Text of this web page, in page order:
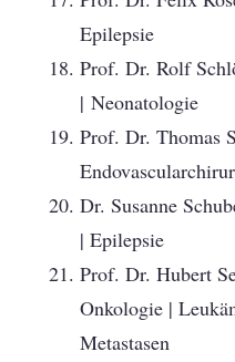
Epilepsie
Prof. Dr. Rolf
| Neonatologie
Prof. Dr. Thomas
Dr. Susanne
| Epilepsie
Prof. Dr. Hubert
Onkologie |
Metastasen